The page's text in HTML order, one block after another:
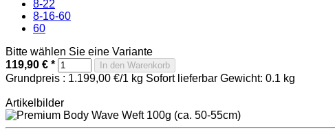
8-22
8-16-60
60
Bitte wählen Sie eine Variante
119,90 € * In den Warenkorb
Grundpreis : 1.199,00 €/1 kg Sofort lieferbar Gewicht: 0.1 kg
Artikelbilder